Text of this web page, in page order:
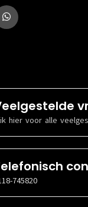
hier voor alle
745820